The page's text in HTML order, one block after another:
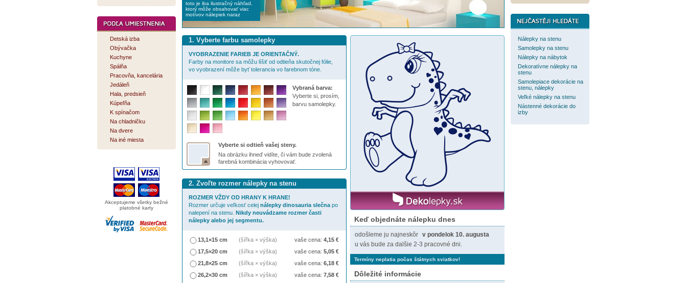
Detská izba
Obývačka
Kuchyne
Spálňa
Pracovňa, kancelária
Jedáleň
Hala, predsieň
Kúpeľňa
K spínačom
Na chladničku
Na dvere
Na iné miesta
Akceptujeme všetky bežné
platobné karty
toto je iba ilustračný náhľad,
ktorý môže obsahovať viac
motívov nálepiek naraz
Keď objednáte nálepku dnes
odošleme ju najneskôr v pondelok 10. augusta
u vás bude za dalšie 2-3 pracovné dni.
Termíny neplatia počas štátnych sviatkov!
Dôležité informácie
1. Vyberte farbu samolepky
VYOBRAZENIE FARIEB JE ORIENTAČNÝ.
Farby na monitore sa môžu líšiť od odtieňa skutočnej fólie,
vo vyobrazení môže byť tolerancia vo farebnom tóne.
Vybraná barva:
Vyberte si, prosím,
barvu samolepky.
Vyberte si odtieň vašej steny.
Na obrázku ihneď vidíte, či vám bude zvolená
farebná kombinácia vyhovovať.
2. Zvoľte rozmer nálepky na stenu
ROZMER VŽDY OD HRANY K HRANE!
Rozmer určuje veľkosť celej nálepky dinosauria slečna po
nalepení na stenu. Nikdy neuvádzame rozmer časti
nálepky alebo jej segmentu.
13,1×15 cm (šířka × výška) vaše cena: 4,15 €
17,5×20 cm
(šířka × výška) vaše cena: 5,05 €
21,8×25 cm
(šířka × výška) vaše cena: 6,18 €
26,2×30 cm
(šířka × výška) vaše cena: 7,58 €
Nálepky na stenu
Samolepky na stenu
Nálepky na nábytok
Dekoratívne nálepky na
stenu
Samolepiace dekorácie na
stenu, nálepky
Veľké nálepky na stenu
Nástenné dekorácie do
izby